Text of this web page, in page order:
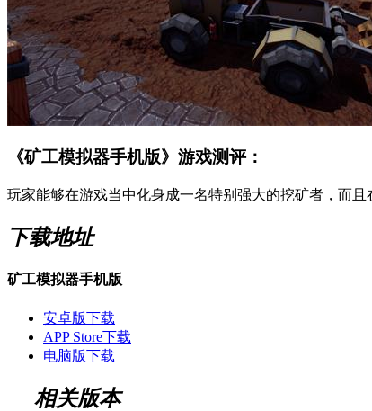
《矿工模拟器手机版》游戏测评：
玩家能够在游戏当中化身成一名特别强大的挖矿者，而
下载地址
矿工模拟器手机版
安卓版下载
APP Store下载
电脑版下载
相关版本